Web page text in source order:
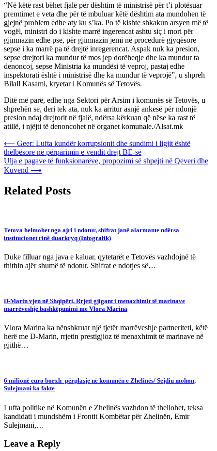
“Në këtë rast bëhet fjalë për dështim të ministrisë për t’i plotësuar
premtimet e veta dhe për të mbuluar këtë dështim ata mundohen të
gjejnë problem edhe aty ku s’ka. Po të kishte shkakun arsyen më të
vogël, ministri do i kishte marrë ingerencat ashtu siç i mori për
gjimnazin edhe pse, për gjimnazin jemi në procedurë gjyqësore
sepse i ka marrë pa të drejtë inregerencat. Aspak nuk ka presion,
sepse drejtori ka mundur të mos jep dorëheqje dhe ka mundur ta
denoncoj, sepse Ministria ka mundësi të veproj, pastaj edhe
inspektorati është i ministrisë dhe ka mundur të veprojë”, u shpreh
Bilall Kasami, kryetar i Komunës së Tetovës.
Ditë më parë, edhe nga Sektori për Arsim i komunës së Tetovës, u
shprehën se, deri tek ata, nuk ka arritur asnjë ankesë për ndonjë
presion ndaj drejtorit në fjalë, ndërsa kërkuan që nëse ka rast të
atillë, i njëjti të denoncohet në organet komunale./Alsat.mk
Post
navigation
⟵ Geer: Lufta kundër korrupsionit dhe sundimi i ligjit është
thelbësore në përparimin e vendit drejt BE-së
Ulja e pagave të funksionarëve, propozimi së shpejti në Qeveri dhe
Kuvend ⟶
Related Posts
Tetova helmohet nga ajri i ndotur, shifrat janë alarmante ndërsa
institucionet rinë duarkryq (Infografik)
Duke filluar nga java e kaluar, qytetarët e Tetovës vazhdojnë të
thithin ajër shumë të ndotur. Shifrat e ndotjes së…
D-Marin vjen në Shqipëri, Rrjeti gjigant i menaxhimit të marinave
marrëveshje bashkëpunimi me Vlora Marina
Vlora Marina ka nënshkruar një tjetër marrëveshje partneriteti, këtë
herë me D-Marin, rrjetin prestigjioz të menaxhimit të marinave në
gjithë…
6 milionë euro borxh -përplasje në komunën e Zhelinës/ Sejdiu mohon,
Sulejmani ka fakte
Lufta politike në Komunën e Zhelinës vazhdon të thellohet, teksa
kandidati i mundshëm i Frontit Kombëtar për Zhelinën, Emir
Sulejmani,…
Leave a Reply